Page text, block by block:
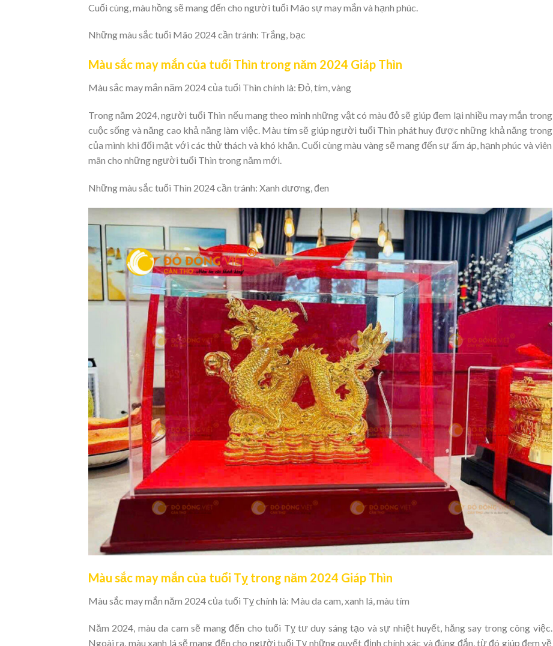
Cuối cùng, màu hồng sẽ mang đến cho người tuổi Mão sự may mắn và hạnh phúc.
Những màu sắc tuổi Mão 2024 cần tránh: Trắng, bạc
Màu sắc may mắn của tuổi Thìn trong năm 2024 Giáp Thìn
Màu sắc may mắn năm 2024 của tuổi Thìn chính là: Đỏ, tím, vàng
Trong năm 2024, người tuổi Thìn nếu mang theo mình những vật có màu đỏ sẽ giúp đem lại nhiều may mắn trong
cuộc sống và năng cao khả năng làm việc. Màu tím sẽ giúp người tuổi Thìn phát huy được những khả năng trong
của mình khi đối mặt với các thử thách và khó khăn. Cuối cùng màu vàng sẽ mang đến sự ấm áp, hạnh phúc và viên
mãn cho những người tuổi Thìn trong năm mới.
Những màu sắc tuổi Thìn 2024 cần tránh: Xanh dương, đen
Màu sắc may mắn của tuổi Tỵ trong năm 2024 Giáp Thìn
Màu sắc may mắn năm 2024 của tuổi Tỵ chính là: Màu da cam, xanh lá, màu tím
Năm 2024, màu da cam sẽ mang đến cho tuổi Tỵ tư duy sáng tạo và sự nhiệt huyết, hăng say trong công việc.
Ngoài ra, màu xanh lá sẽ mang đến cho người tuổi Tỵ những quyết định chính xác và đúng đắn, từ đó giúp đem về